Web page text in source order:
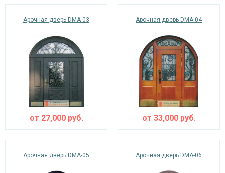
Арочная дверь DMA-03
от 27,000руб.
Арочная дверь DMA-04
от 33,000руб.
Арочная дверь DMA-05 Арочная дверь DMA-06